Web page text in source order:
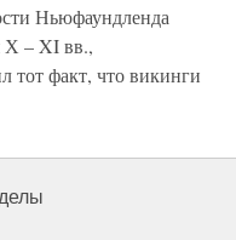
Ньюфаундленда
Х – XI вв.,
тот факт, что викинги